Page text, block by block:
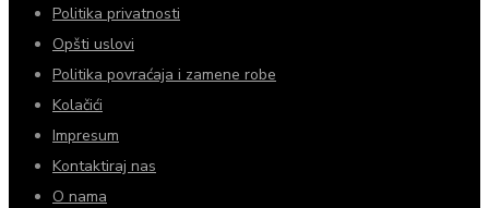
Politika privatnosti
Opšti uslovi
Politika povraćaja i zamene robe
Kolačići
Impresum
Kontaktiraj nas
O nama